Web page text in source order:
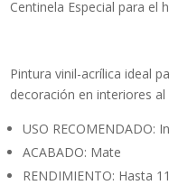
Centinela Especial para el
Pintura vinil-acrílica ideal
decoración en interiores
USO RECOMENDADO:
ACABADO: Mate
RENDIMIENTO: Hasta